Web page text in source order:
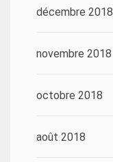
décembre 2018
novembre 2018
octobre 2018
août 2018